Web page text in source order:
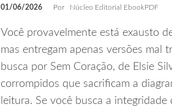
01/06/2026 Por Núcleo Editorial EbookPDF
Você provavelmente está exausto
mas entregam apenas versões mal
busca por Sem Coração, de Elsie
corrompidos que sacrificam a
leitura. Se você busca a